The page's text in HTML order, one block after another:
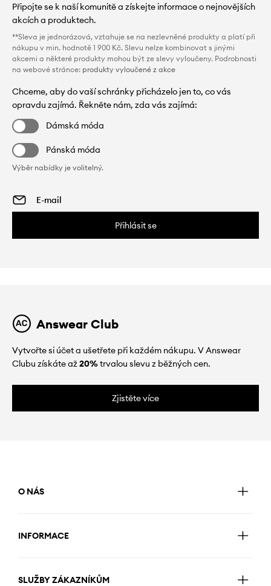
Připojte se k naší komunitě a získejte informace o nejnovějších
akcích a produktech.
**Sleva je jednorázová, vztahuje se na nezlevněné produkty a platí při
nákupu v min. hodnotě 1 900 Kč. Slevu nelze kombinovat s jinými
akcemi a některé produkty mohou být ze slevy vyloučeny. Podrobnosti
na webové stránce: produkty vyloučené z akce
Chceme, aby do vaší schránky přicházelo jen to, co vás
opravdu zajímá. Řekněte nám, zda vás zajímá:
Dámská móda
Pánská móda
Výběr nabídky je volitelný.
Přihlásit se
Answear Club
Vytvořte si účet a ušetřete při každém nákupu. V Answear
Clubu získáte až20%trvalou slevu z běžných cen.
Zjistěte více
O NÁS
INFORMACE
SLUŽBY ZÁKAZNÍKŮM